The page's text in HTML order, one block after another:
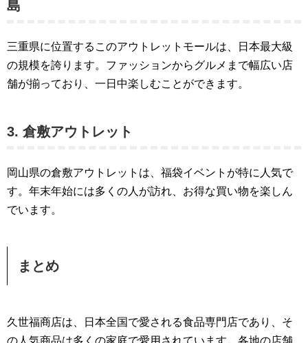
島
三重県に位置するこのアウトレットモールは、日本最大級
の規模を誇ります。ファッションからグルメまで幅広い店
舗が揃っており、一日中楽しむことができます​​。
3. 倉敷アウトレット
岡山県の倉敷アウトレットは、福袋イベントが特に人気で
す。年末年始には多くの人が訪れ、お得な買い物を楽しん
でいます​​。
まとめ
久世福商店は、日本全国で愛される食品専門店であり、そ
の人気商品は多くの家庭で愛用されています。各地の店舗